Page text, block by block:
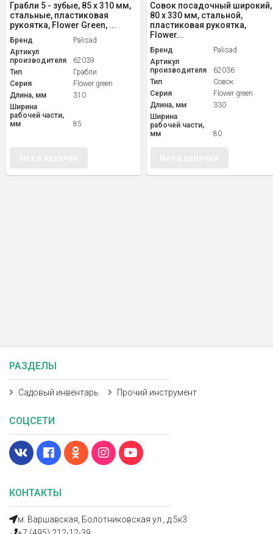
Грабли 5 - зубые, 85 х 310 мм,
стальные, пластиковая
рукоятка, Flower Green, ...
Бренд
Palisad
Артикул
производителя
62039
Тип
Грабли
Серия
Flower green
Длина, мм
310
Ширина
рабочей части,
мм
85
Совок посадочный широкий,
80 х 330 мм, стальной,
пластиковая рукоятка,
Flower...
Бренд
Palisad
Артикул
производителя
62036
Тип
Совок
Серия
Flower green
Длина, мм
330
Ширина
рабочей части,
мм
80
КОНТАКТЫ
м. Варшавская, Болотниковская ул., д.5к3
РАЗДЕЛЫ
Садовый инвентарь Прочий инструмент
СОЦСЕТИ